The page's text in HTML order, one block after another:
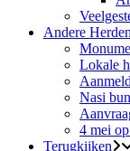
Andere
Lokale
Nasi
4 mei
Terugkijken